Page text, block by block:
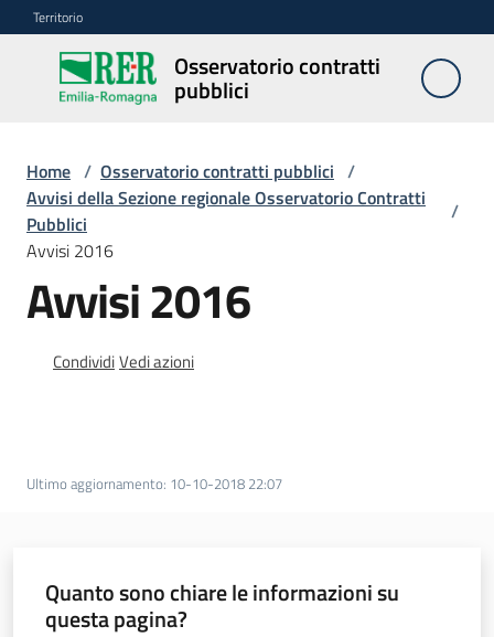
Vai al contenuto
Vai alla navigazione
Vai al footer
Territorio
Osservatorio contratti
pubblici
Osservatorio
contratti
Elenco
regionale
prezzi
Avvisi
Home / Osservatorio contratti pubblici /
Avvisi della Sezione regionale Osservatorio Contratti
Pubblici
/
Avvisi 2016
Avvisi 2016
CondividiVedi azioni
Ultimo aggiornamento: 10-10-2018 22:07
Quanto sono chiare le informazioni su
questa pagina?